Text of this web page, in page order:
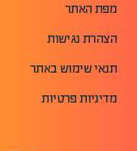
מפת האתר
הצהרת נגישות
תנאי שימוש באתר
מדיניות פרטיות